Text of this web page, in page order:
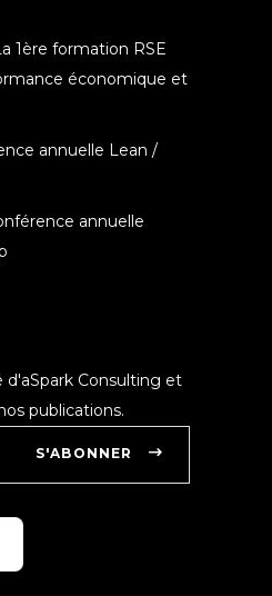
1ère formation RSE
économique et
annuelle Lean /
annuelle
d'aSpark Consulting et
publications.
S'ABONNER